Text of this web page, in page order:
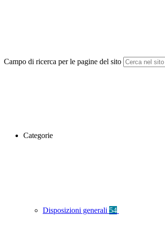
Campo di ricerca per le pagine del sito
Categorie
Disposizioni generali 54